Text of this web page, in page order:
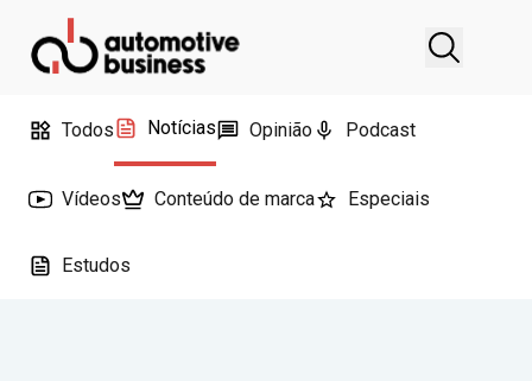
Todos Notícias Opinião Podcast
Vídeos Conteúdo de marca Especiais
Estudos